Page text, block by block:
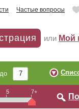
Частые вопросы
или Мой
до
5 7+